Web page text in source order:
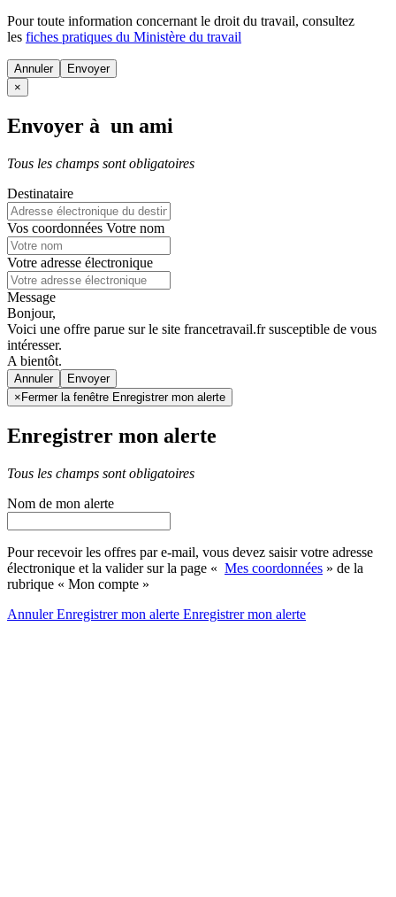
Pour toute information concernant le droit du travail, consultez
les fiches pratiques du Ministère du travail
Annuler
×
Envoyer à un ami
Tous les champs sont obligatoires
Destinataire
Vos coordonnées Votre nom
Votre adresse électronique
Message
Bonjour,
Voici une offre parue sur le site francetravail.fr susceptible de vous
intéresser.
A bientôt.
Annuler
× Fermer la fenêtre Enregistrer mon alerte
Enregistrer mon alerte
Tous les champs sont obligatoires
Nom de mon alerte
Pour recevoir les offres par e-mail, vous devez saisir votre adresse
électronique et la valider sur la page « Mes coordonnées » de la
rubrique « Mon compte »
AnnulerEnregistrer mon alerte Enregistrermon alerte